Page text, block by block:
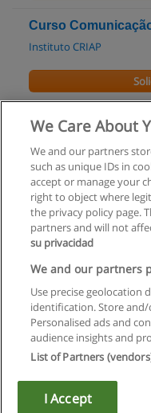
Curso
Instituto CRIAP
Licenciatura em
Entrar
Copyright © Educaedu
We Care About
We and our partners
such as unique IDs in
accept or manage your
right to object where
the privacy policy page.
partners and will not
su privacidad
We and our partners
Use precise geolocation
identification. Store
Personalised ads and
audience insights and
List of Partners
I Accept